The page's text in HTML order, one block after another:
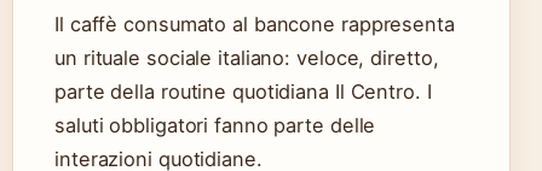
Il caffè consumato al bancone rappresenta
un rituale sociale italiano: veloce, diretto,
parte della routine quotidiana Il Centro. I
saluti obbligatori fanno parte delle
interazioni quotidiane.